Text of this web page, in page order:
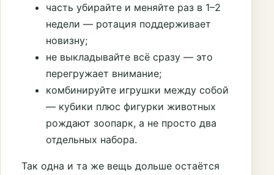
часть убирайте и меняйте раз в 1–2
недели — ротация поддерживает
новизну;
не выкладывайте всё сразу — это
перегружает внимание;
комбинируйте игрушки между собой
— кубики плюс фигурки животных
рождают зоопарк, а не просто два
отдельных набора.
Так одна и та же вещь дольше остаётся